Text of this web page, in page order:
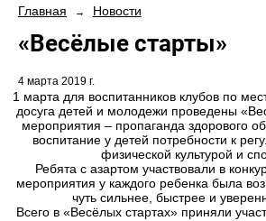
Главная → Новости
«Весёлые старты»
4 марта 2019 г.
1 марта для воспитанников клубов по
досуга детей и молодежи проведены
мероприятия – пропаганда здорового
воспитание у детей потребности к
физической культурой и
Ребята с азартом участвовали в
мероприятия у каждого ребенка была
чуть сильнее, быстрее и
Всего в «Весёлых стартах» приняли